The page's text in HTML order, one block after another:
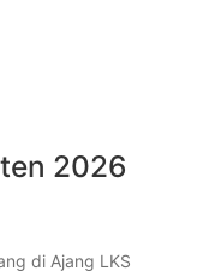
2026
di Ajang LKS